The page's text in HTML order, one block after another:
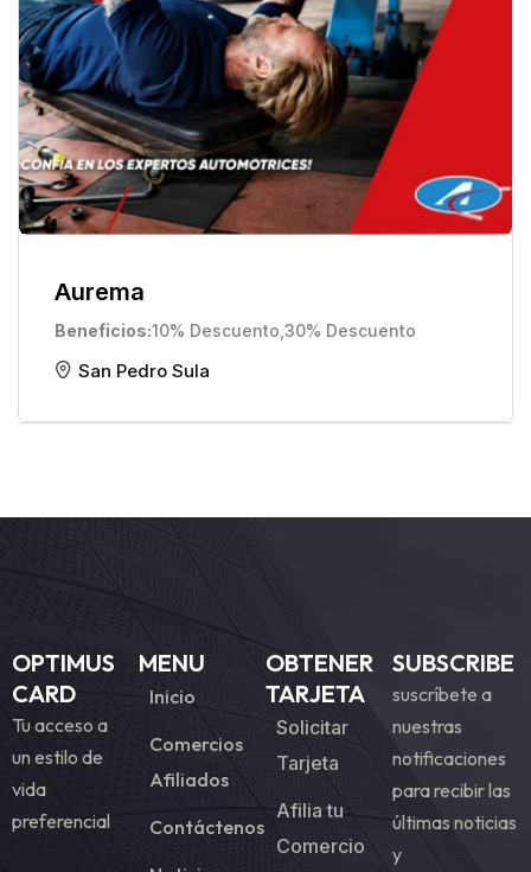
Aurema
Beneficios 10% Descuento 30% Descuento
San Pedro Sula
OPTIMUS
CARD
Tu acceso a
un estilo de
vida
preferencial
MENU
Inicio
Comercios
Afiliados
Contáctenos
OBTENER
TARJETA
Solicitar
Tarjeta
Afilia tu
Comercio
SUBSCRIBE
suscríbete a
nuestras
notificaciones
para recibir las
últimas noticias
y